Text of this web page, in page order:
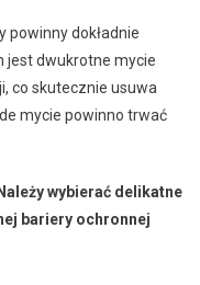
powinny dokładnie
jest dwukrotne mycie
co skutecznie usuwa
mycie powinno trwać
Należy wybierać delikatne
bariery ochronnej